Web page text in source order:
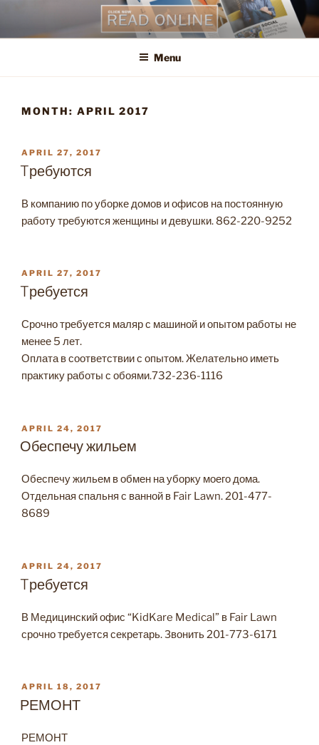
content
Menu
MONTH: APRIL 2017
POSTED
ON
APRIL 27, 2017
Tребуются
В компанию по уборке домов и офисов на постоянную
работу требуются женщины и девушки. 862-220-9252
POSTED
ON
APRIL 27, 2017
Tребуется
Срочно требуется маляр с машиной и опытом работы не
менее 5 лет.
Оплата в соответствии с опытом. Желательно иметь
практику работы с обоями.732-236-1116
POSTED
ON
APRIL 24, 2017
Обеспечу жильем
Обеспечу жильем в обмен на уборку моего дома.
Отдельная спальня с ванной в Fair Lawn. 201-477-
8689
POSTED
ON
APRIL 24, 2017
Tребуется
В Медицинский офис “KidKare Medical” в Fair Lawn
срочно требуется секретарь. Звонить 201-773-6171
POSTED
ON
APRIL 18, 2017
РЕМОНТ
РЕМОНТ